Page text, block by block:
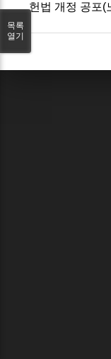
헌법 개정 공포(
목록
열기